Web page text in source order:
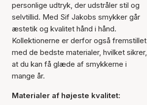
personlige udtryk, der udstråler stil og
selvtillid. Med Sif Jakobs smykker går
æstetik og kvalitet hånd i hånd.
Kollektionerne er derfor også fremstillet
med de bedste materialer, hvilket sikrer,
at du kan få glæde af smykkerne i
mange år.
Materialer af højeste kvalitet: